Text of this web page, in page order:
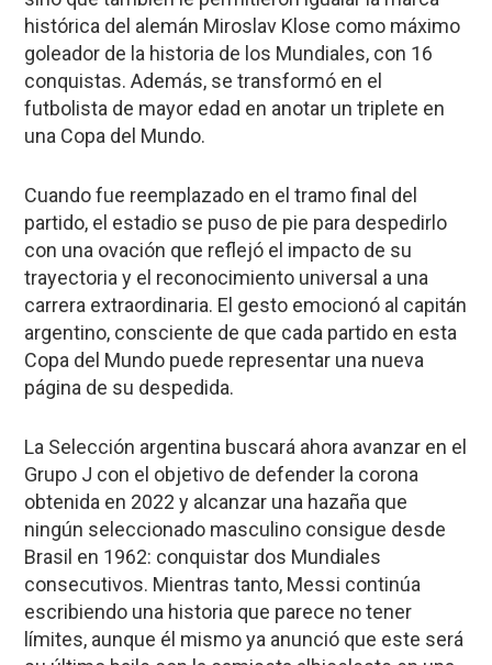
histórica del alemán Miroslav Klose como máximo
goleador de la historia de los Mundiales, con 16
conquistas. Además, se transformó en el
futbolista de mayor edad en anotar un triplete en
una Copa del Mundo.
Cuando fue reemplazado en el tramo final del
partido, el estadio se puso de pie para despedirlo
con una ovación que reflejó el impacto de su
trayectoria y el reconocimiento universal a una
carrera extraordinaria. El gesto emocionó al capitán
argentino, consciente de que cada partido en esta
Copa del Mundo puede representar una nueva
página de su despedida.
La Selección argentina buscará ahora avanzar en el
Grupo J con el objetivo de defender la corona
obtenida en 2022 y alcanzar una hazaña que
ningún seleccionado masculino consigue desde
Brasil en 1962: conquistar dos Mundiales
consecutivos. Mientras tanto, Messi continúa
escribiendo una historia que parece no tener
límites, aunque él mismo ya anunció que este será